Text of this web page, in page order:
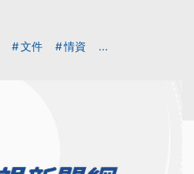
文件 情資 ...